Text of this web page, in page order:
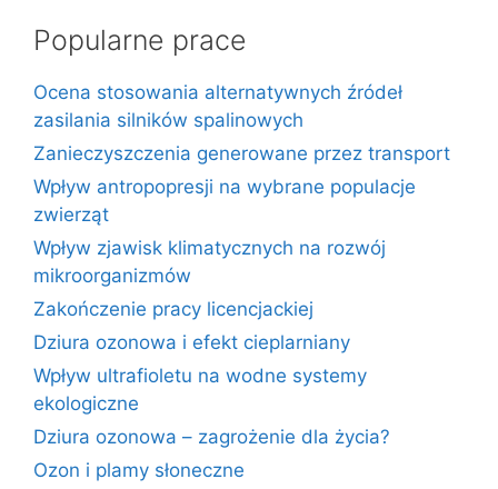
Popularne prace
Ocena stosowania alternatywnych źródeł
zasilania silników spalinowych
Zanieczyszczenia generowane przez transport
Wpływ antropopresji na wybrane populacje
zwierząt
Wpływ zjawisk klimatycznych na rozwój
mikroorganizmów
Zakończenie pracy licencjackiej
Dziura ozonowa i efekt cieplarniany
Wpływ ultrafioletu na wodne systemy
ekologiczne
Dziura ozonowa – zagrożenie dla życia?
Ozon i plamy słoneczne